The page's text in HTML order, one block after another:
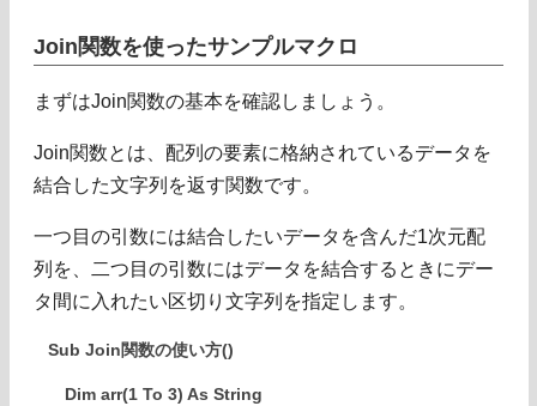
Join関数を使ったサンプルマクロ
まずはJoin関数の基本を確認しましょう。
Join関数とは、配列の要素に格納されているデータを
結合した文字列を返す関数です。
一つ目の引数には結合したいデータを含んだ1次元配
列を、二つ目の引数にはデータを結合するときにデー
タ間に入れたい区切り文字列を指定します。
Sub Join関数の使い方()
Dim arr(1 To 3) As String